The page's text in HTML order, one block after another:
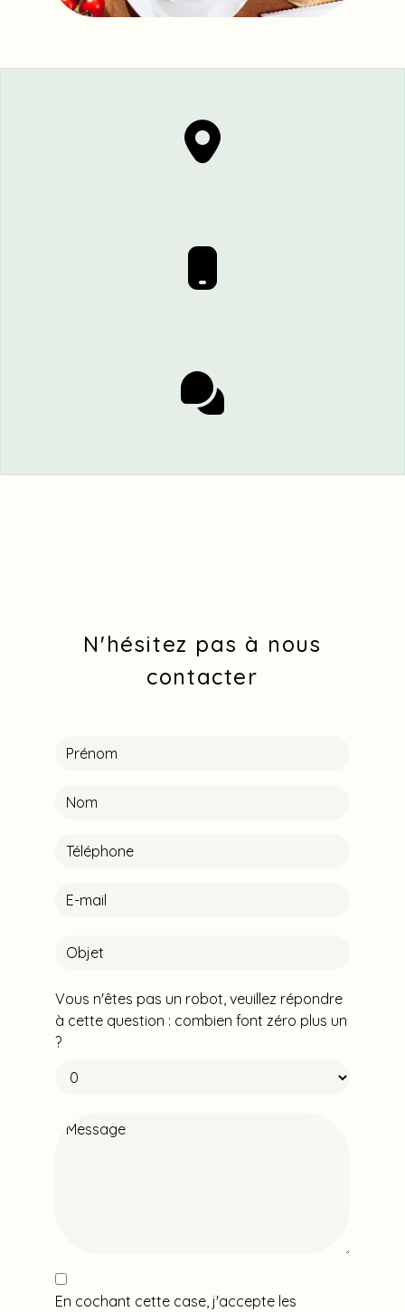
N'hésitez pas à nous
contacter
Vous n'êtes pas un robot, veuillez répondre
à cette question : combien font zéro plus un
?
En cochant cette case, j'accepte les